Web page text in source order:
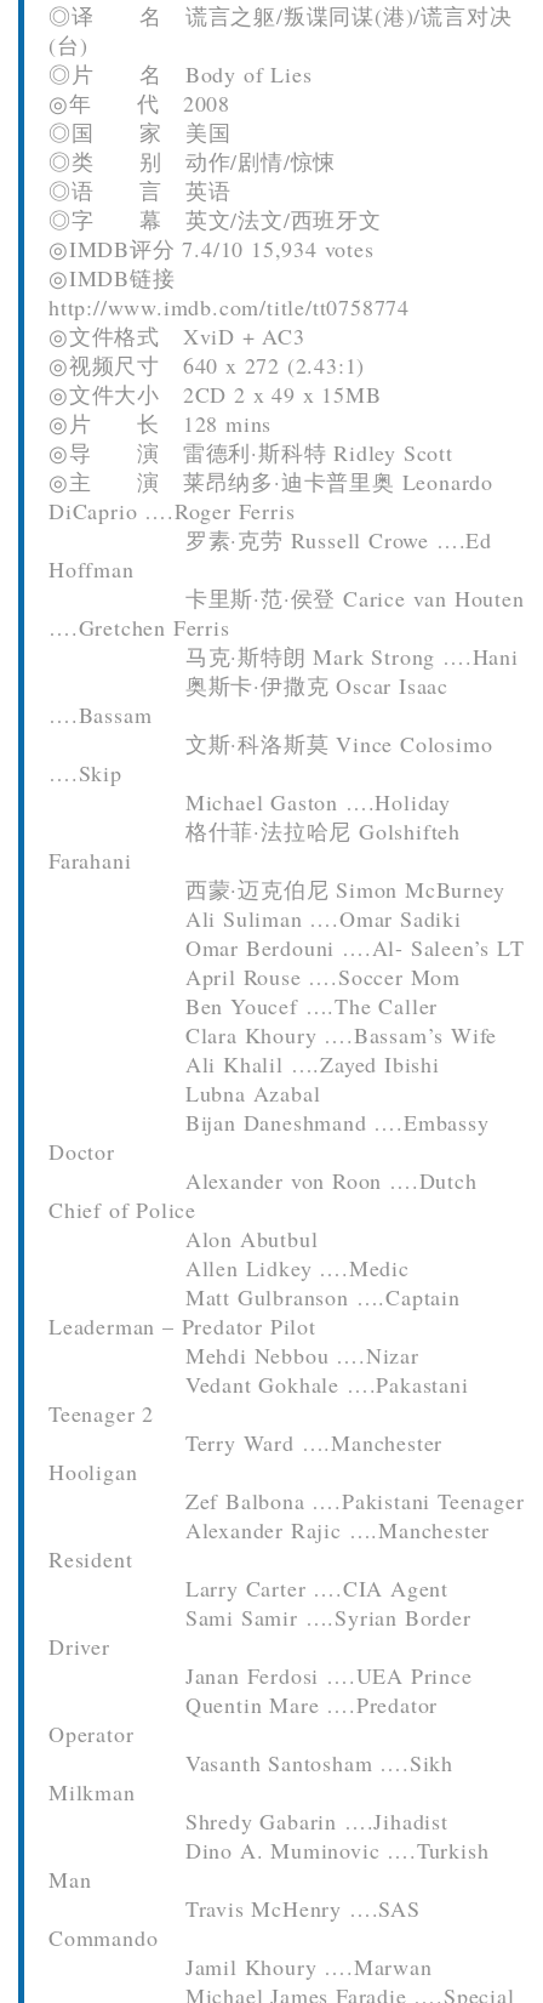
◎译 名 谎言之躯/叛谍同谋(港)/谎言对决
(台)
◎片 名 Body of Lies
◎年 代 2008
◎国 家 美国
◎类 别 动作/剧情/惊悚
◎语 言 英语
◎字 幕 英文/法文/西班牙文
◎IMDB评分 7.4/10 15,934 votes
◎IMDB链接
http://www.imdb.com/title/tt0758774
◎文件格式 XviD + AC3
◎视频尺寸 640 x 272 (2.43:1)
◎文件大小 2CD 2 x 49 x 15MB
◎片 长 128 mins
◎导 演 雷德利·斯科特 Ridley Scott
◎主 演 莱昂纳多·迪卡普里奥 Leonardo
DiCaprio ….Roger Ferris
罗素·克劳 Russell Crowe ….Ed
Hoffman
卡里斯·范·侯登 Carice van Houten
….Gretchen Ferris
马克·斯特朗 Mark Strong ….Hani
奥斯卡·伊撒克 Oscar Isaac
….Bassam
文斯·科洛斯莫 Vince Colosimo
….Skip
Michael Gaston ….Holiday
格什菲·法拉哈尼 Golshifteh
Farahani
西蒙·迈克伯尼 Simon McBurney
Ali Suliman ….Omar Sadiki
Omar Berdouni ….Al- Saleen’s LT
April Rouse ….Soccer Mom
Ben Youcef ….The Caller
Clara Khoury ….Bassam’s Wife
Ali Khalil ….Zayed Ibishi
Lubna Azabal
Bijan Daneshmand ….Embassy
Doctor
Alexander von Roon ….Dutch
Chief of Police
Alon Abutbul
Allen Lidkey ….Medic
Matt Gulbranson ….Captain
Leaderman – Predator Pilot
Mehdi Nebbou ….Nizar
Vedant Gokhale ….Pakastani
Teenager 2
Terry Ward ….Manchester
Hooligan
Zef Balbona ….Pakistani Teenager
Alexander Rajic ….Manchester
Resident
Larry Carter ….CIA Agent
Sami Samir ….Syrian Border
Driver
Janan Ferdosi ….UEA Prince
Quentin Mare ….Predator
Operator
Vasanth Santosham ….Sikh
Milkman
Shredy Gabarin ….Jihadist
Dino A. Muminovic ….Turkish
Man
Travis McHenry ….SAS
Commando
Jamil Khoury ….Marwan
Michael James Faradie ….Special